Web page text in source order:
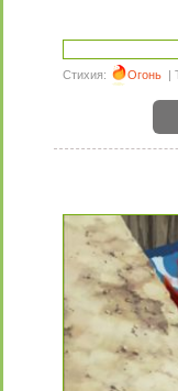
Стихия: Огонь |